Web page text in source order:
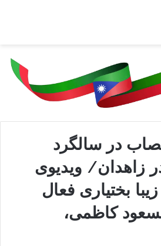
در سالگرد
زاهدان/ ویدیوی
بختیاری فعال
کاظمی،